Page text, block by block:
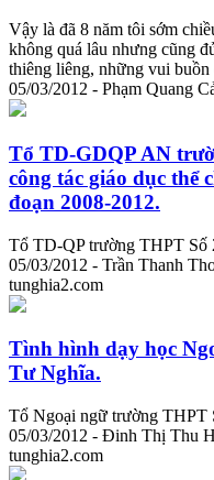
Vậy là đã 8 năm tôi sớm
không quá lâu nhưng cũng
thiêng liêng, những vui buồn
05/03/2012 - Phạm Quang
Tổ TD-GDQP AN
công tác giáo dục
đoạn 2008-2012.
Tổ TD-QP trường THPT Số
05/03/2012 - Trần Thanh
tunghia2.com
Tình hình dạy học
Tư Nghĩa.
Tổ Ngoại ngữ trường THPT
05/03/2012 - Đinh Thị Thu
tunghia2.com